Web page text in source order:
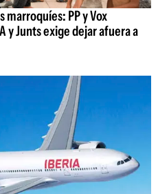
marroquíes: PP y Vox
y Junts exige dejar afuera a